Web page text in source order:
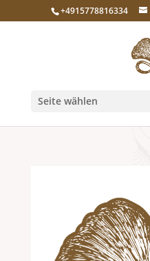
+4915778816334
Seite wählen